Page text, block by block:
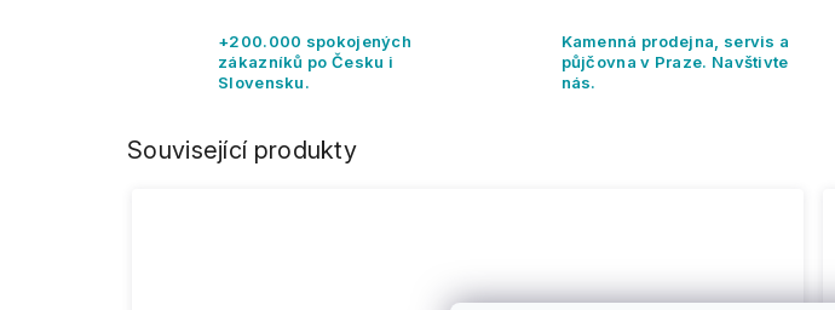
+200.000 spokojených
zákazníků po Česku i
Slovensku.
Kamenná prodejna, servis a
půjčovna v Praze. Navštivte
nás.
Související produkty